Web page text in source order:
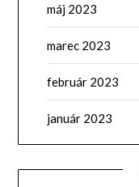
máj 2023
marec 2023
február 2023
január 2023